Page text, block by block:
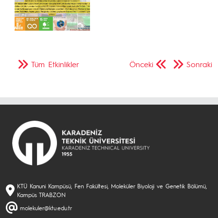
Önceki Sonraki
Tüm Etkinlikler
KTÜ Kanuni Kampüsü, Fen Fakültesi, Moleküler Biyoloji ve Genetik Bölümü,
Kampüs TRABZON
molekuler@ktu.edu.tr